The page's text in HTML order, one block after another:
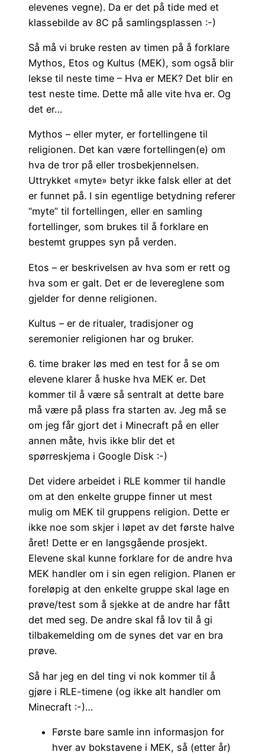
elevenes vegne). Da er det på tide med et
klassebilde av 8C på samlingsplassen :-)
Så må vi bruke resten av timen på å forklare
Mythos, Etos og Kultus (MEK), som også blir
lekse til neste time – Hva er MEK? Det blir en
test neste time. Dette må alle vite hva er. Og
det er…
Mythos – eller myter, er fortellingene til
religionen. Det kan være fortellingen(e) om
hva de tror på eller trosbekjennelsen.
Uttrykket «myte» betyr ikke falsk eller at det
er funnet på. I sin egentlige betydning referer
“myte” til fortellingen, eller en samling
fortellinger, som brukes til å forklare en
bestemt gruppes syn på verden.
Etos – er beskrivelsen av hva som er rett og
hva som er galt. Det er de levereglene som
gjelder for denne religionen.
Kultus – er de ritualer, tradisjoner og
seremonier religionen har og bruker.
6. time braker løs med en test for å se om
elevene klarer å huske hva MEK er. Det
kommer til å være så sentralt at dette bare
må være på plass fra starten av. Jeg må se
om jeg får gjort det i Minecraft på en eller
annen måte, hvis ikke blir det et
spørreskjema i Google Disk :-)
Det videre arbeidet i RLE kommer til handle
om at den enkelte gruppe finner ut mest
mulig om MEK til gruppens religion. Dette er
ikke noe som skjer i løpet av det første halve
året! Dette er en langsgående prosjekt.
Elevene skal kunne forklare for de andre hva
MEK handler om i sin egen religion. Planen er
foreløpig at den enkelte gruppe skal lage en
prøve/test som å sjekke at de andre har fått
det med seg. De andre skal få lov til å gi
tilbakemelding om de synes det var en bra
prøve.
Så har jeg en del ting vi nok kommer til å
gjøre i RLE-timene (og ikke alt handler om
Minecraft :-)…
Første bare samle inn informasjon for
hver av bokstavene i MEK, så (etter år)